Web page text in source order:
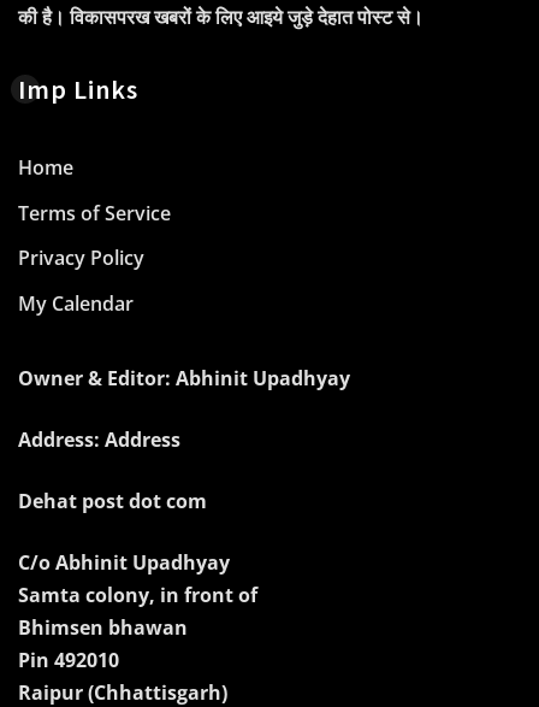
की है। विकासपरख खबरों के लिए आइये जुड़े देहात पोस्ट से।
Imp Links
Home
Terms of Service
Privacy Policy
My Calendar
Owner & Editor: Abhinit Upadhyay
Address: Address
Dehat post dot com
C/o Abhinit Upadhyay
Samta colony, in front of
Bhimsen bhawan
Pin 492010
Raipur (Chhattisgarh)